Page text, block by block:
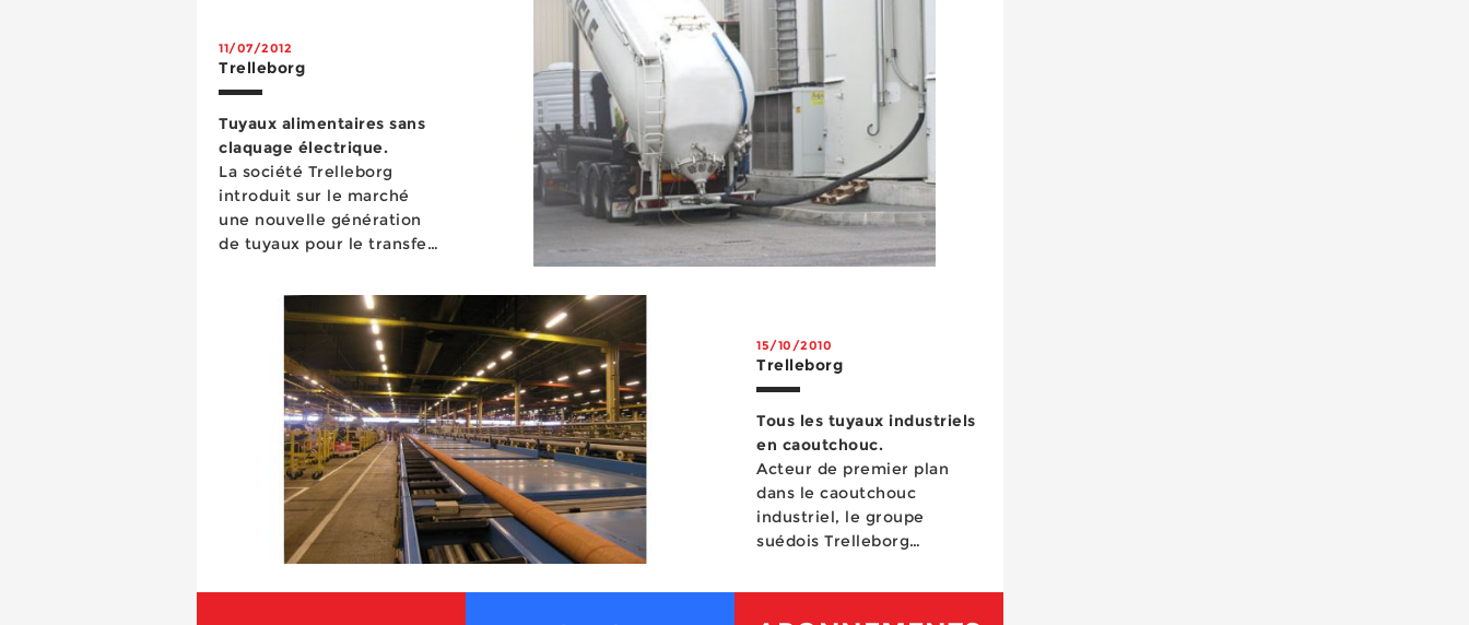
11/07/2012
Trelleborg
Tuyaux alimentaires sans
claquage électrique.
La société Trelleborg
introduit sur le marché
une nouvelle génération
de tuyaux pour le transfert
tuyaux non is...
15/10/2010
Trelleborg
Tous les tuyaux industriels
en caoutchouc.
Acteur de premier plan
dans le caoutchouc
industriel, le groupe
suédois Trelleborg
Ferrand, siège de son pôle